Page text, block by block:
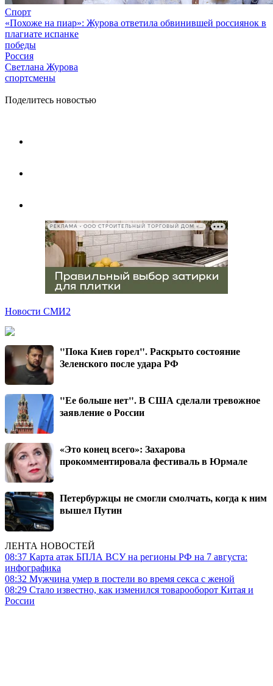
Спорт
«Похоже на пиар»: Журова ответила обвинившей россиянок в
плагиате испанке
победы
Россия
Светлана Журова
спортсмены
Поделитесь новостью
РЕКЛАМА • ООО СТРОИТЕЛЬНЫЙ ТОРГОВЫЙ ДОМ «ПЕТРОВИЧ», ИНН 7802348846
Новости СМИ2
"Пока Киев горел". Раскрыто состояние
Зеленского после удара РФ
"Ее больше нет". В США сделали тревожное
заявление о России
«Это конец всего»: Захарова
прокомментировала фестиваль в Юрмале
Петербуржцы не смогли смолчать, когда к ним
вышел Путин
ЛЕНТА НОВОСТЕЙ
08:37 Карта атак БПЛА ВСУ на регионы РФ на 7 августа:
инфографика
08:32 Мужчина умер в постели во время секса с женой
08:29 Стало известно, как изменился товарооборот Китая и
России